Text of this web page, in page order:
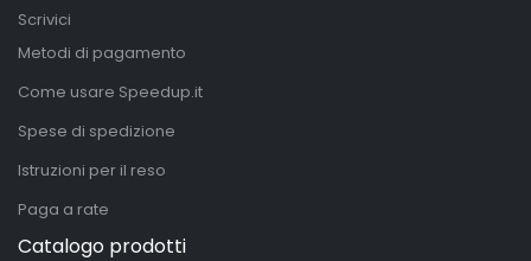
Scrivici
Metodi di pagamento
Come usare Speedup.it
Spese di spedizione
Istruzioni per il reso
Paga a rate
Catalogo prodotti